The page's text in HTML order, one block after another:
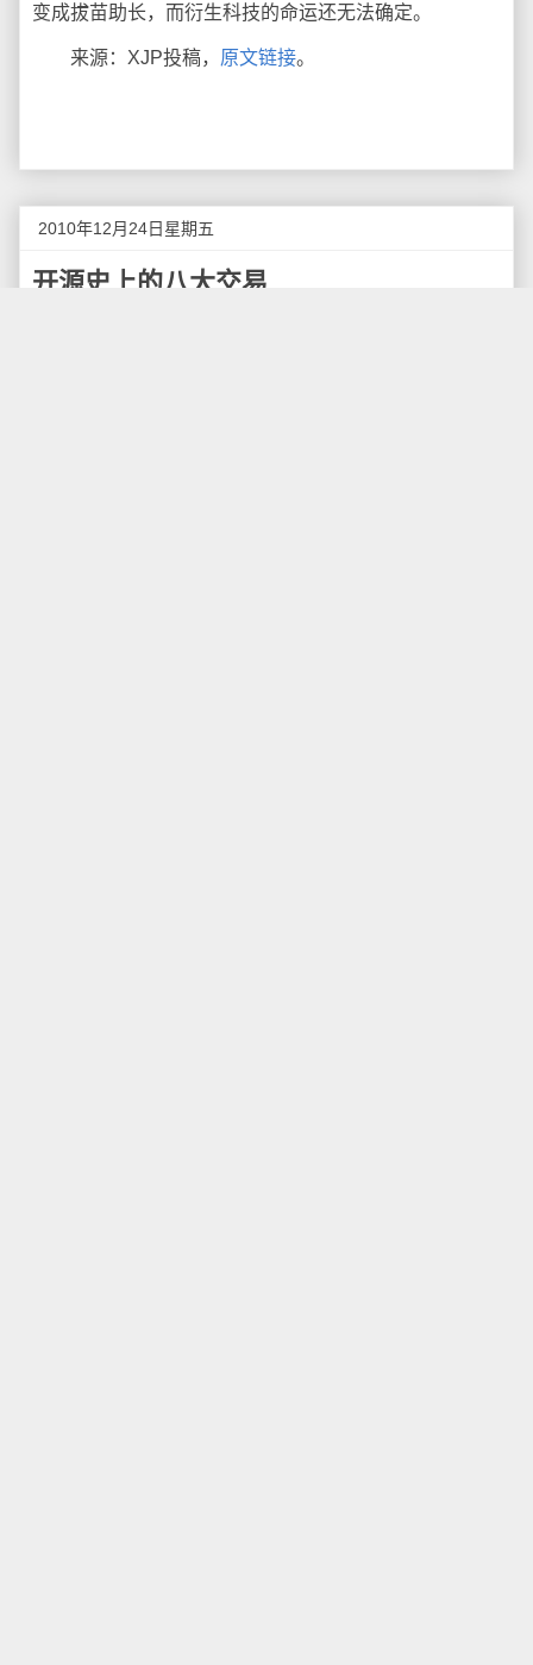
变成拔苗助长，而衍生科技的命运还无法确定。
来源：XJP投稿， 原文链接。
2010年12月24日星期五
开源史上的八大交易